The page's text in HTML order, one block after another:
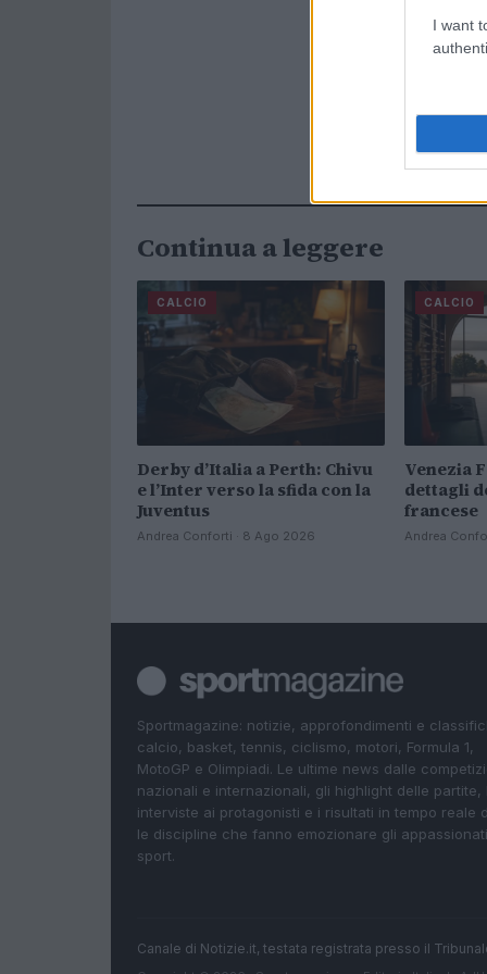
I want
Continua a leggere
CALCIO
Derby d’Italia a Perth: Chivu
e l’Inter verso la sfida con la
Juventus
Andrea Conforti · 8 Ago 2026
CALCIO
Venezia
dettagli
francese
Andrea
Sportmagazine: notizie, approfondimenti e
calcio, basket, tennis, ciclismo, motori, Formula 1,
MotoGP e Olimpiadi. Le ultime news dalle
nazionali e internazionali, gli highlight delle partite,
interviste ai protagonisti e i risultati in tempo reale
le discipline che fanno emozionare gli
sport.
Canale di Notizie.it, testata registrata presso il